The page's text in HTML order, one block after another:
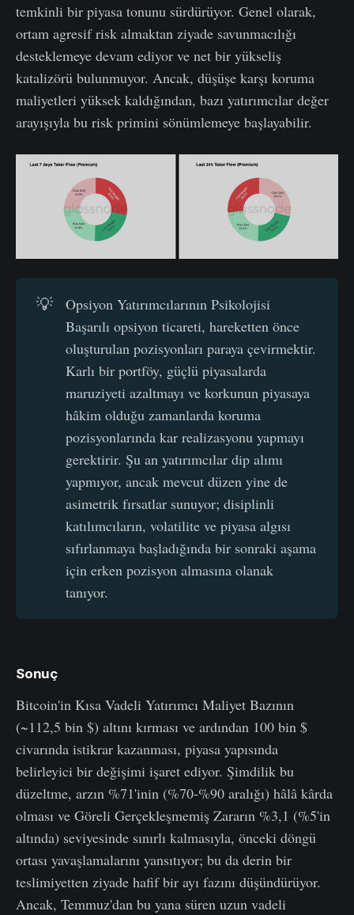
temkinli bir piyasa tonunu sürdürüyor. Genel olarak,
ortam agresif risk almaktan ziyade savunmacılığı
desteklemeye devam ediyor ve net bir yükseliş
katalizörü bulunmuyor. Ancak, düşüşe karşı koruma
maliyetleri yüksek kaldığından, bazı yatırımcılar değer
arayışıyla bu risk primini sönümlemeye başlayabilir.
💡
Opsiyon Yatırımcılarının Psikolojisi
Başarılı opsiyon ticareti, hareketten önce
oluşturulan pozisyonları paraya çevirmektir.
Karlı bir portföy, güçlü piyasalarda
maruziyeti azaltmayı ve korkunun piyasaya
hâkim olduğu zamanlarda koruma
pozisyonlarında kar realizasyonu yapmayı
gerektirir. Şu an yatırımcılar dip alımı
yapmıyor, ancak mevcut düzen yine de
asimetrik fırsatlar sunuyor; disiplinli
katılımcıların, volatilite ve piyasa algısı
sıfırlanmaya başladığında bir sonraki aşama
için erken pozisyon almasına olanak
tanıyor.
Sonuç
Bitcoin'in Kısa Vadeli Yatırımcı Maliyet Bazının
(~112,5 bin $) altını kırması ve ardından 100 bin $
civarında istikrar kazanması, piyasa yapısında
belirleyici bir değişimi işaret ediyor. Şimdilik bu
düzeltme, arzın %71'inin (%70-%90 aralığı) hâlâ kârda
olması ve Göreli Gerçekleşmemiş Zararın %3,1 (%5'in
altında) seviyesinde sınırlı kalmasıyla, önceki döngü
ortası yavaşlamalarını yansıtıyor; bu da derin bir
teslimiyetten ziyade hafif bir ayı fazını düşündürüyor.
Ancak, Temmuz'dan bu yana süren uzun vadeli